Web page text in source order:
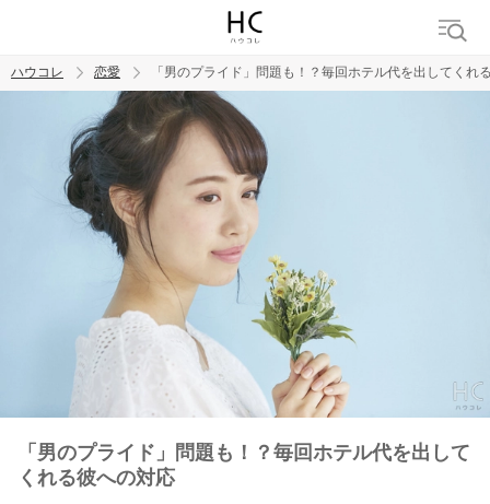
トレンド ワード
ハウコレ 恋愛 「男のプライド」問題も！？毎回ホテル代を出してくれ
「男のプライド」問題も！？毎回ホテル代を出して
くれる彼への対応